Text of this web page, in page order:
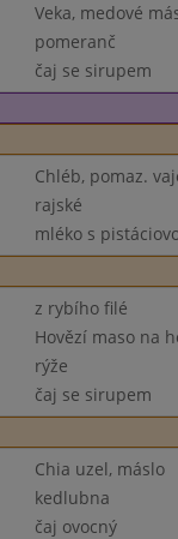
Veka, medové
pomeranč
čaj se sirupem
Chléb, pomaz.
rajské
mléko s
z rybího filé
Hovězí maso na
rýže
čaj se sirupem
Chia uzel, máslo
kedlubna
čaj ovocný